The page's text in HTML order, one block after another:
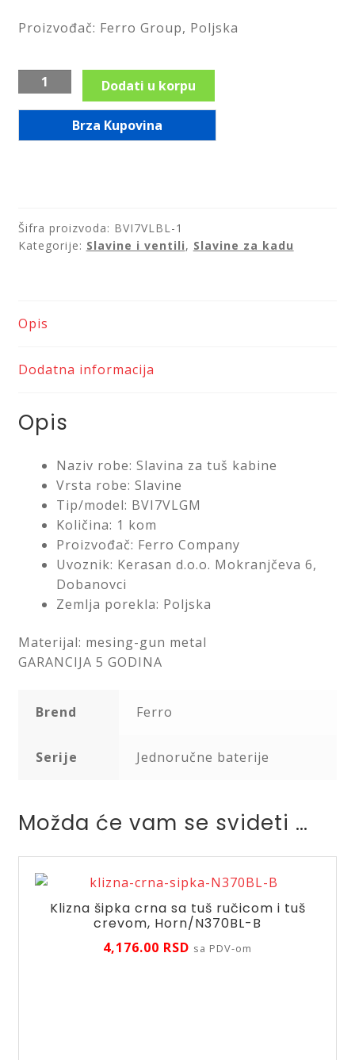
Proizvođač: Ferro Group, Poljska
Slavina
gun
za
Verdeline/BVI7VLGM
količina
Dodati u korpu
Brza Kupovina
Šifra proizvoda: BVI7VLBL-1
Kategorije: Slavine i ventili, Slavine za kadu
Opis
Dodatna informacija
Opis
Naziv robe: Slavina za tuš kabine
Vrsta robe: Slavine
Tip/model: BVI7VLGM
Količina: 1 kom
Proizvođač: Ferro Company
Uvoznik: Kerasan d.o.o. Mokranjčeva 6,
Dobanovci
Zemlja porekla: Poljska
Materijal: mesing-gun metal
GARANCIJA 5 GODINA
Brend Ferro
Serije Jednoručne baterije
Možda će vam se svideti …
Klizna šipka crna sa tuš ručicom i tuš
crevom, Horn/N370BL-B
4,176.00 RSD sa PDV-om